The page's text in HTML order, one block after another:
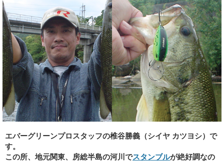
エバーグリーンプロスタッフの椎谷勝義（シイヤ カツヨシ）で
す。
この所、地元関東、房総半島の河川でスタンブルが絶好調なの